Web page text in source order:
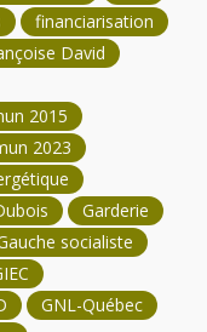
financiarisation
David
2015
2023
Garderie
socialiste
GNL-Québec